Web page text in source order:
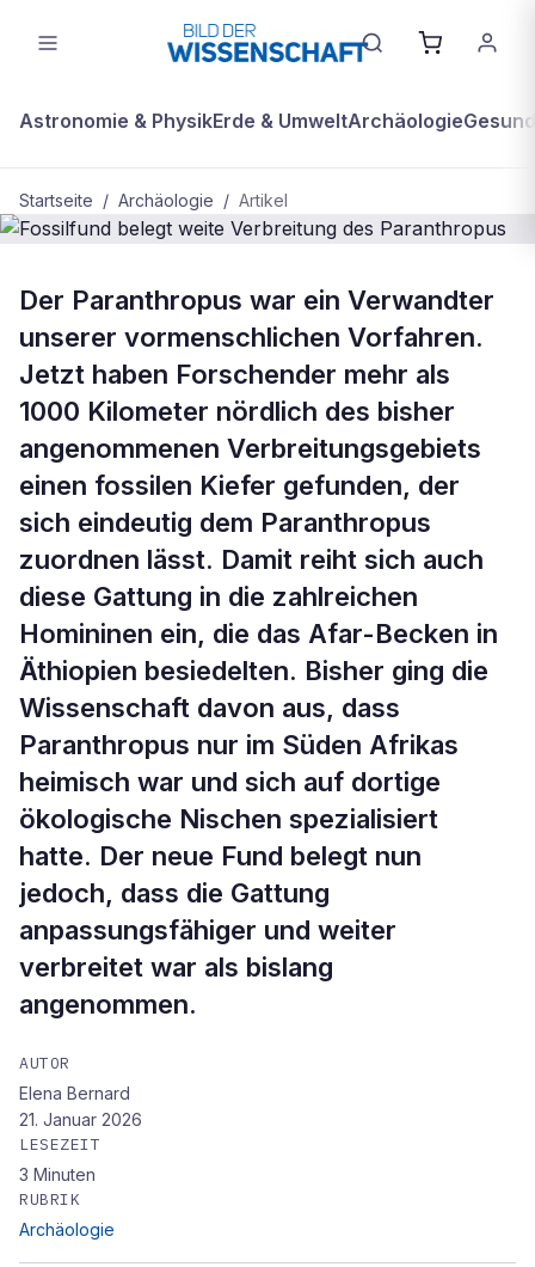
Astronomie & PhysikErde & UmweltArchäologie
Startseite / Archäologie / Artikel
ARCHÄOLOGIE
Fossilfund belegt weite Verbreitung
des Paranthropus
Der Paranthropus war ein Verwandter
unserer vormenschlichen Vorfahren.
Jetzt haben Forschender mehr als
1000 Kilometer nördlich des bisher
angenommenen Verbreitungsgebiets
einen fossilen Kiefer gefunden, der
sich eindeutig dem Paranthropus
zuordnen lässt. Damit reiht sich auch
diese Gattung in die zahlreichen
Homininen ein, die das Afar-Becken in
Äthiopien besiedelten. Bisher ging die
Wissenschaft davon aus, dass
Paranthropus nur im Süden Afrikas
heimisch war und sich auf dortige
ökologische Nischen spezialisiert
hatte. Der neue Fund belegt nun
jedoch, dass die Gattung
anpassungsfähiger und weiter
verbreitet war als bislang
angenommen.
AUTOR
Elena Bernard
21. Januar 2026
LESEZEIT
3 Minuten
RUBRIK
Archäologie